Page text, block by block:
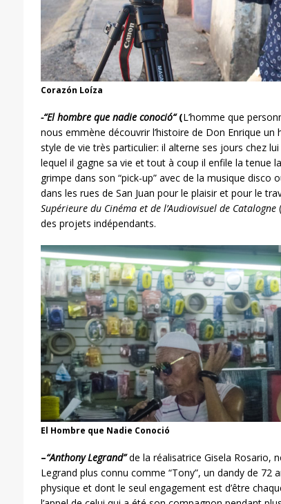
Corazón Loíza
-“El hombre que nadie conoció“ (L’homme que
nous emmène découvrir l’histoire de Don Enrique
style de vie très particulier: il alterne ses jours chez
lequel il gagne sa vie et tout à coup il enfile la tenue
grimpe dans son “pick-up” avec de la musique
dans les rues de San Juan pour le plaisir et pour le
Supérieure du Cinéma et de l’Audiovisuel de Catalogne
des projets indépendants.
El Hombre que Nadie Conoció
–“Anthony Legrand”de la réalisatrice Gisela Rosario,
Legrand plus connu comme “Tony”, un dandy de 72
physique et dont le seul engagement est d’être